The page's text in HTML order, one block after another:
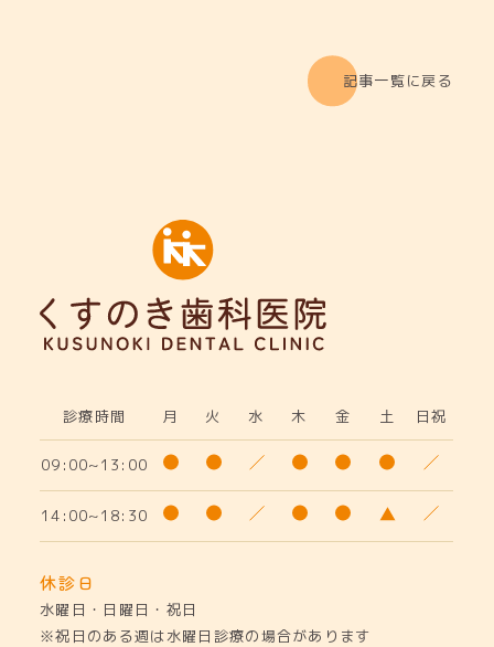
記事一覧に戻る
診療時間 月 火 水 木 金 土 日祝
09:00~13:00
14:00~18:30
休診日
水曜日・日曜日・祝日
※祝日のある週は水曜日診療の場合があります